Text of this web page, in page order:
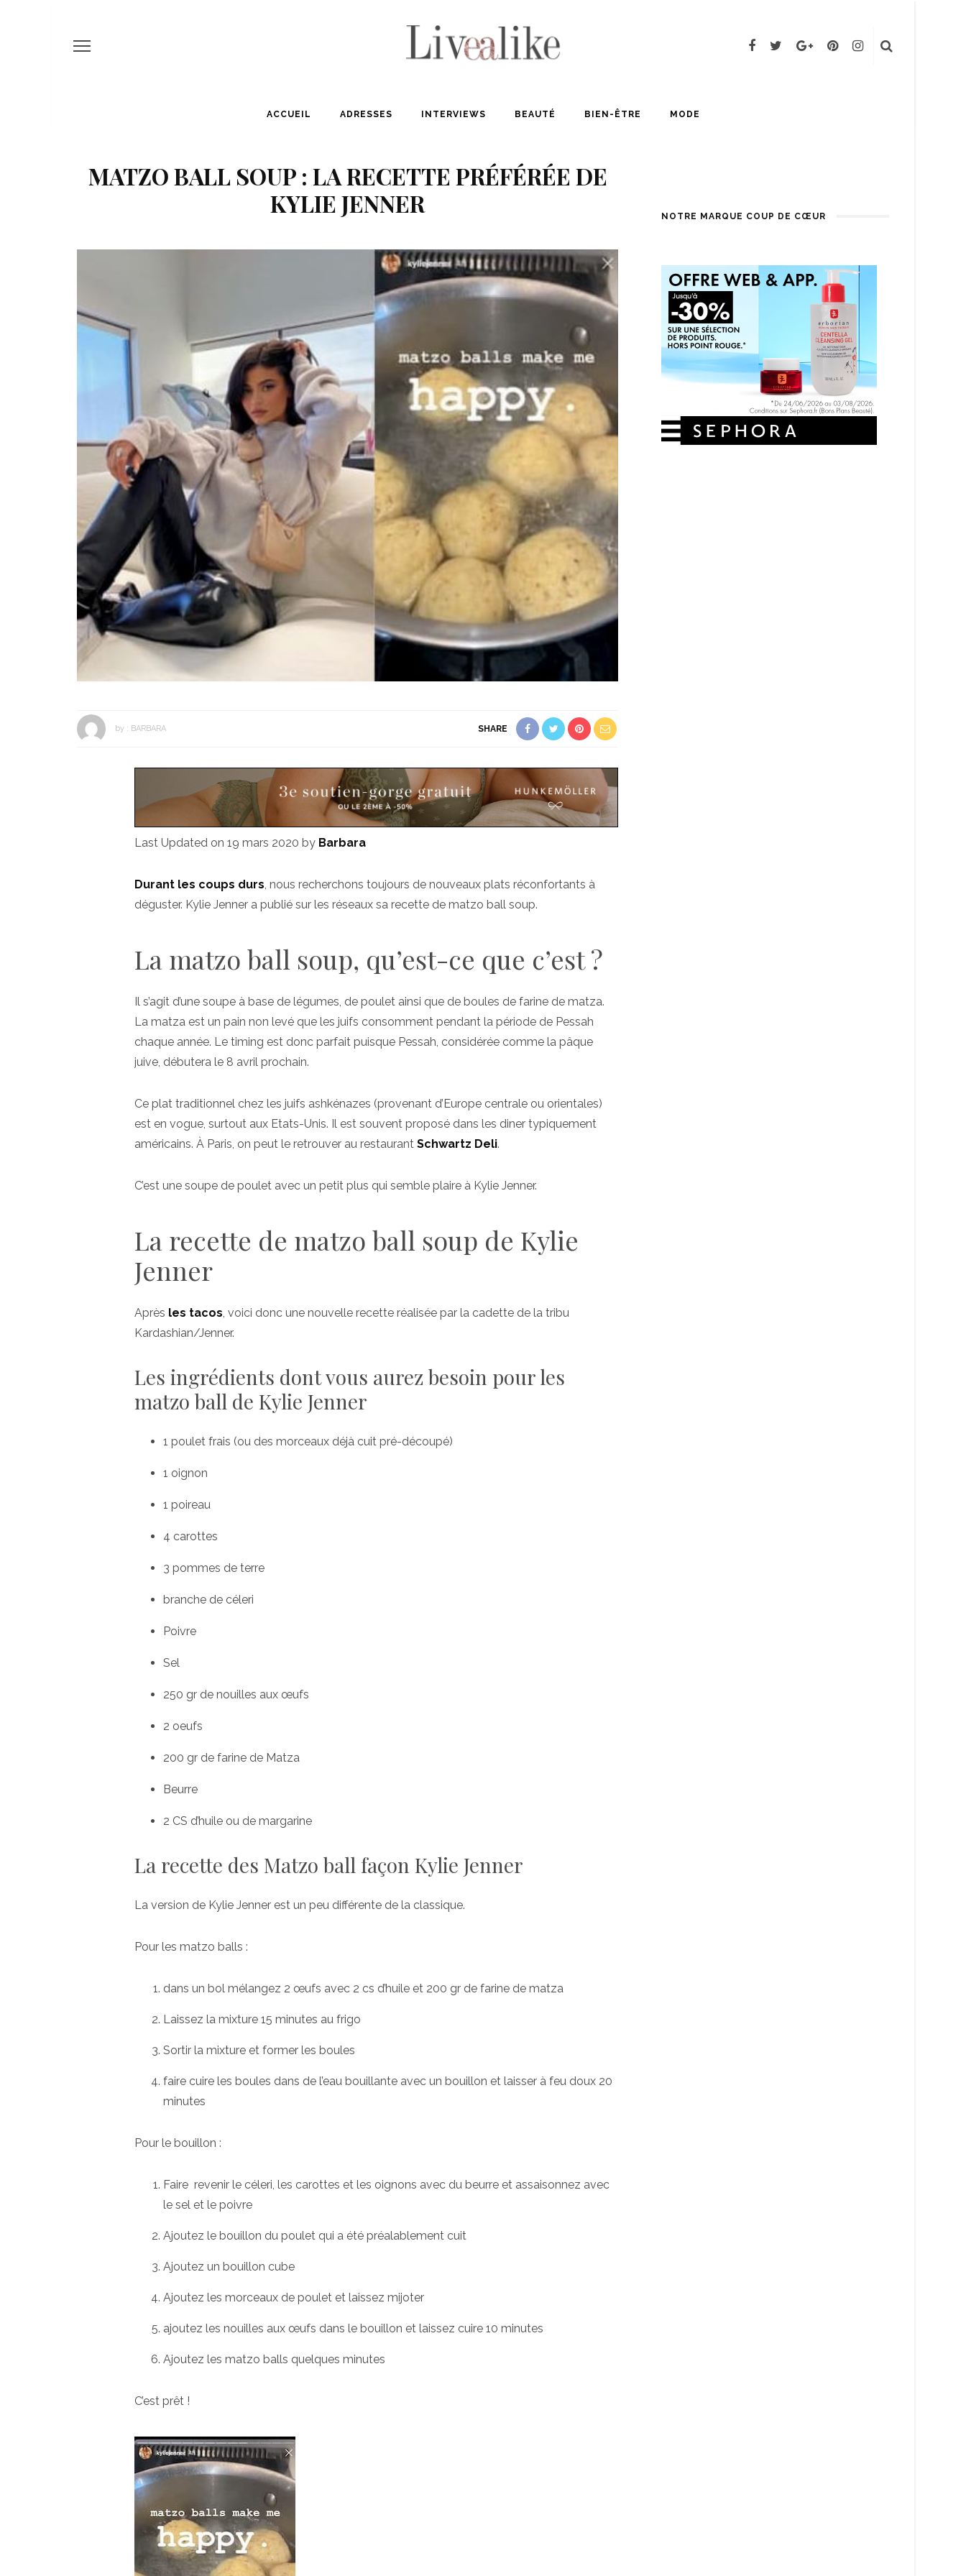
ACCUEIL ADRESSES INTERVIEWS BEAUTÉ BIEN-ÊTRE MODE
MATZO BALL SOUP : LA RECETTE PRÉFÉRÉE DE
KYLIE JENNER
by : BARBARA SHARE
Last Updated on 19 mars 2020 by Barbara
Durant les coups durs, nous recherchons toujours de nouveaux plats réconfortants à
déguster. Kylie Jenner a publié sur les réseaux sa recette de matzo ball soup.
La matzo ball soup, qu’est-ce que c’est ?
Il s’agit d’une soupe à base de légumes, de poulet ainsi que de boules de farine de matza.
La matza est un pain non levé que les juifs consomment pendant la période de Pessah
chaque année. Le timing est donc parfait puisque Pessah, considérée comme la pâque
juive, débutera le 8 avril prochain.
Ce plat traditionnel chez les juifs ashkénazes (provenant d’Europe centrale ou orientales)
est en vogue, surtout aux Etats-Unis. Il est souvent proposé dans les diner typiquement
américains. À Paris, on peut le retrouver au restaurant Schwartz Deli.
C’est une soupe de poulet avec un petit plus qui semble plaire à Kylie Jenner.
La recette de matzo ball soup de Kylie
Jenner
Après les tacos, voici donc une nouvelle recette réalisée par la cadette de la tribu
Kardashian/Jenner.
Les ingrédients dont vous aurez besoin pour les
matzo ball de Kylie Jenner
1 poulet frais (ou des morceaux déjà cuit pré-découpé)
1 oignon
1 poireau
4 carottes
3 pommes de terre
branche de céleri
Poivre
Sel
250 gr de nouilles aux œufs
2 oeufs
200 gr de farine de Matza
Beurre
2 CS d’huile ou de margarine
La recette des Matzo ball façon Kylie Jenner
La version de Kylie Jenner est un peu différente de la classique.
Pour les matzo balls :
dans un bol mélangez 2 œufs avec 2 cs d’huile et 200 gr de farine de matza
Laissez la mixture 15 minutes au frigo
Sortir la mixture et former les boules
faire cuire les boules dans de l’eau bouillante avec un bouillon et laisser à feu doux 20
minutes
Pour le bouillon :
Faire revenir le céleri, les carottes et les oignons avec du beurre et assaisonnez avec
le sel et le poivre
Ajoutez le bouillon du poulet qui a été préalablement cuit
Ajoutez un bouillon cube
Ajoutez les morceaux de poulet et laissez mijoter
ajoutez les nouilles aux œufs dans le bouillon et laissez cuire 10 minutes
Ajoutez les matzo balls quelques minutes
C’est prêt !
NOTRE MARQUE COUP DE CŒUR